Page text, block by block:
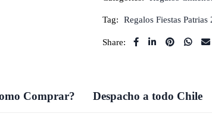
Tag: Regalos Fiestas
Share:
Comprar? Despacho a todo Chile